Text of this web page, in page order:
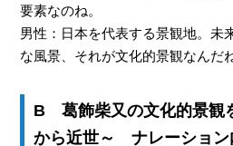
要素なのね。
男性：日本を代表する景観地。未
な風景、それが文化的景観なんだ
B 葛飾柴又の文化的景観
から近世～ ナレーション